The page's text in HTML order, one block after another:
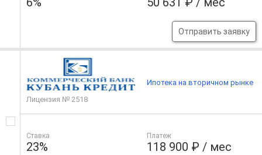
Отправить заявку
Лицензия № 2518
Ставка
23%
Платеж
118 900 ₽ / мес
Ипотека на вторичном рынке